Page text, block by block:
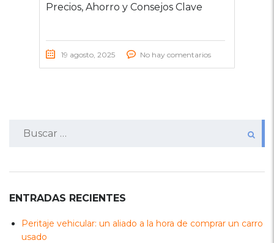
Precios, Ahorro y Consejos Clave
19 agosto, 2025 No hay comentarios
ENTRADAS RECIENTES
Peritaje vehicular: un aliado a la hora de comprar un carro
usado